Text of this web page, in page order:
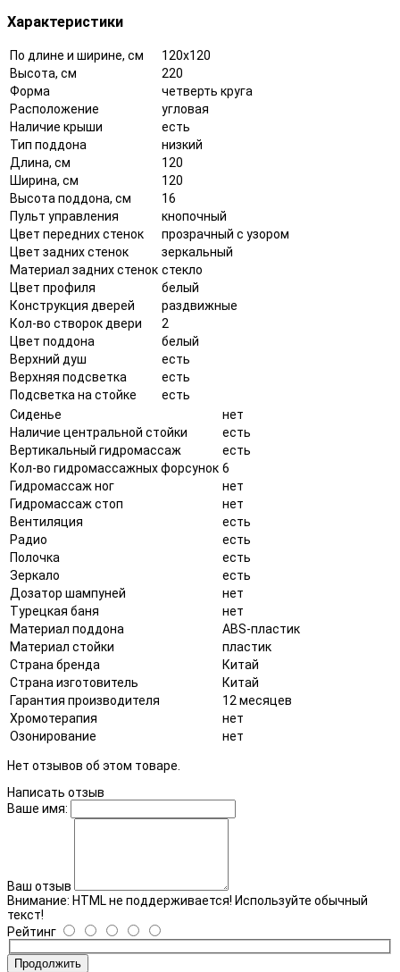
Характеристики
По длине и ширине, см
120x120
Высота, см
220
Форма
четверть круга
Расположение
угловая
Наличие крыши
есть
Тип поддона
низкий
Длина, см
120
Ширина, см
120
Высота поддона, см
16
Пульт управления
кнопочный
Цвет передних стенок
прозрачный с узором
Цвет задних стенок
зеркальный
Материал задних стенок стекло
Цвет профиля
белый
Конструкция дверей
раздвижные
Кол-во створок двери
2
Цвет поддона
белый
Верхний душ
есть
Верхняя подсветка
есть
Подсветка на стойке
есть
Сиденье
нет
Наличие центральной стойки
есть
Вертикальный гидромассаж
есть
Кол-во гидромассажных форсунок 6
Гидромассаж ног
нет
Гидромассаж стоп
нет
Вентиляция
есть
Радио
есть
Полочка
есть
Зеркало
есть
Дозатор шампуней
нет
Турецкая баня
нет
Материал поддона
ABS-пластик
Материал стойки
пластик
Страна бренда
Китай
Страна изготовитель
Китай
Гарантия производителя
12 месяцев
Хромотерапия
нет
Озонирование
нет
Нет отзывов об этом товаре.
Написать отзыв
Ваше имя:
Ваш отзыв
Внимание: HTML не поддерживается! Используйте обычный
текст!
Рейтинг
Продолжить